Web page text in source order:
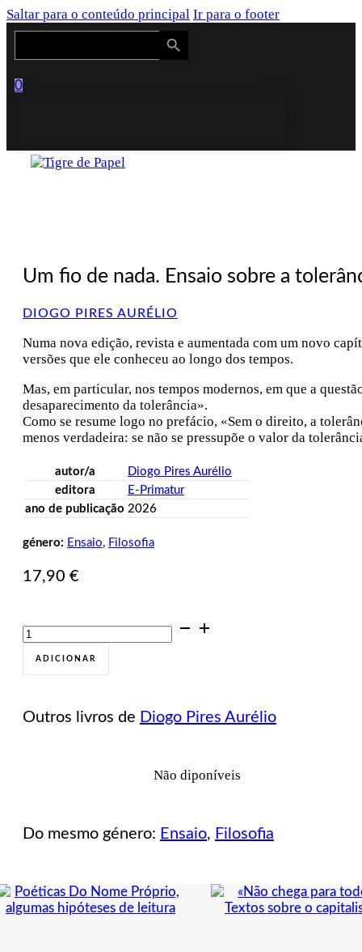
Saltar para o conteúdo principal Ir para o footer
Search
Search Button
0
Um fio de nada. Ensaio sobre a
DIOGO PIRES AURÉLIO
Numa nova edição, revista e aumentada com um novo
versões que ele conheceu ao longo dos tempos.
Mas, em particular, nos tempos modernos, em que a
desaparecimento da tolerância».
Como se resume logo no prefácio, «Sem o direito, a
menos verdadeira: se não se pressupõe o valor da
autor/a
Diogo Pires Aurélio
editora
E-Primatur
ano de publicação 2026
género: Ensaio, Filosofia
17,90 €
Quantidade
de
Um
fio
Ensaio
ADICIONAR
Outros livros de Diogo Pires Aurélio
Não diponíveis
Do mesmo género: Ensaio, Filosofia